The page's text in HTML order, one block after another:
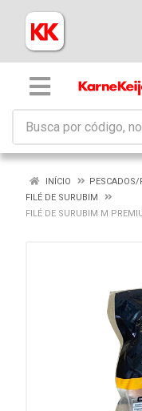
INÍCIO
PESCADOS/
FILÉ DE SURUBIM
FILÉ DE SURUBIM M